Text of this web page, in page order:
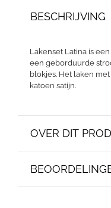
BESCHRIJVING
Lakenset Latina is
een geborduurde
blokjes. Het laken
katoen satijn.
OVER DIT